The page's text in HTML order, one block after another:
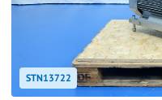
STN13722